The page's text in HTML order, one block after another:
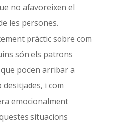
no afavoreixen el
les persones.
pràctic sobre com
són els patrons
poden arribar a
i com
emocionalment
situacions